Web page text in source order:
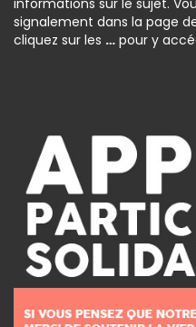
informations sur le sujet.
signalement dans la page
cliquez sur les … pour y